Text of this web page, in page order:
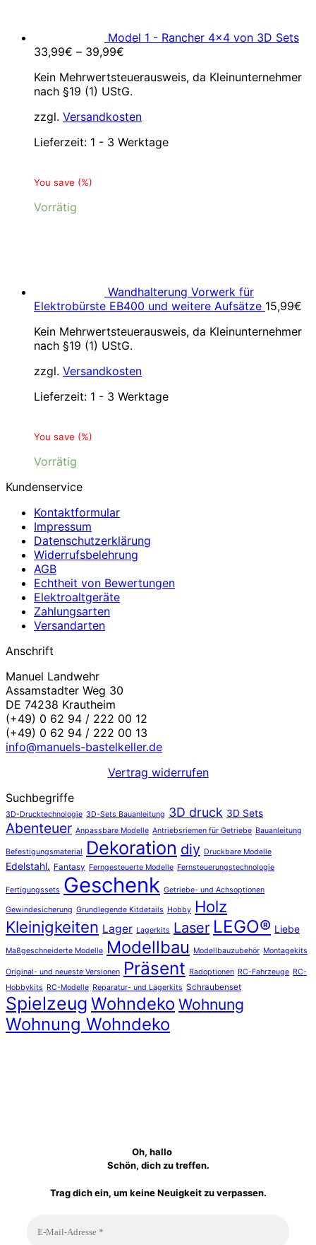
Model 1 - Rancher 4x4 von 3D Sets
33,99€ – 39,99€
Kein Mehrwertsteuerausweis, da Kleinunternehmer
nach §19 (1) UStG.
zzgl. Versandkosten
Lieferzeit: 1 - 3 Werktage
You save (%)
Vorrätig
Wandhalterung Vorwerk für
Elektrobürste EB400 und weitere Aufsätze 15,99€
Kein Mehrwertsteuerausweis, da Kleinunternehmer
nach §19 (1) UStG.
zzgl. Versandkosten
Lieferzeit: 1 - 3 Werktage
You save (%)
Vorrätig
Kundenservice
Kontaktformular
Impressum
Datenschutzerklärung
Widerrufsbelehrung
AGB
Echtheit von Bewertungen
Elektroaltgeräte
Zahlungsarten
Versandarten
Anschrift
Manuel Landwehr
Assamstadter Weg 30
DE 74238 Krautheim
(+49) 0 62 94 / 222 00 12
(+49) 0 62 94 / 222 00 13
info@manuels-bastelkeller.de
Vertrag widerrufen
Suchbegriffe
3D-Drucktechnologie 3D-Sets Bauanleitung 3D druck 3D Sets
Abenteuer Anpassbare Modelle Antriebsriemen für Getriebe Bauanleitung
Befestigungsmaterial Dekoration diy Druckbare Modelle
Edelstahl. Fantasy Ferngesteuerte Modelle Fernsteuerungstechnologie
Fertigungssets Geschenk Getriebe- und Achsoptionen
Gewindesicherung Grundlegende Kitdetails Hobby Holz
Kleinigkeiten Lager Lagerkits Laser LEGO® Liebe
Maßgeschneiderte Modelle Modellbau Modellbauzubehör Montagekits
Original- und neueste Versionen Präsent Radoptionen RC-Fahrzeuge RC-
Hobbykits RC-Modelle Reparatur- und Lagerkits Schraubenset
Spielzeug Wohndeko Wohnung
Wohnung Wohndeko
Oh, hallo
Schön, dich zu treffen.
Trag dich ein, um keine Neuigkeit zu verpassen.